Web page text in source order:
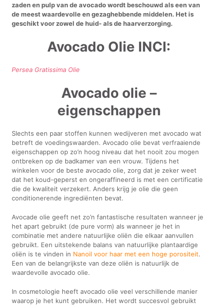
zaden en pulp van de avocado wordt beschouwd als een van
de meest waardevolle en gezaghebbende middelen. Het is
geschikt voor zowel de huid- als de haarverzorging.
Avocado Olie INCI:
Persea Gratissima Olie
Avocado olie –
eigenschappen
Slechts een paar stoffen kunnen wedijveren met avocado wat
betreft de voedingswaarden. Avocado olie bevat verfraaiende
eigenschappen op zo’n hoog niveau dat het nooit zou mogen
ontbreken op de badkamer van een vrouw. Tijdens het
winkelen voor de beste avocado olie, zorg dat je zeker weet
dat het koud-geperst en ongeraffineerd is met een certificatie
die de kwaliteit verzekert. Anders krijg je olie die geen
conditionerende ingrediënten bevat.
Avocade olie geeft net zo’n fantastische resultaten wanneer je
het apart gebruikt (de pure vorm) als wanneer je het in
combinatie met andere natuurlijke oliën die elkaar aanvullen
gebruikt. Een uitstekende balans van natuurlijke plantaardige
oliën is te vinden in Nanoil voor haar met een hoge porositeit.
Een van de belangrijkste van deze oliën is natuurlijk de
waardevolle avocado olie.
In cosmetologie heeft avocado olie veel verschillende manier
waarop je het kunt gebruiken. Het wordt succesvol gebruikt